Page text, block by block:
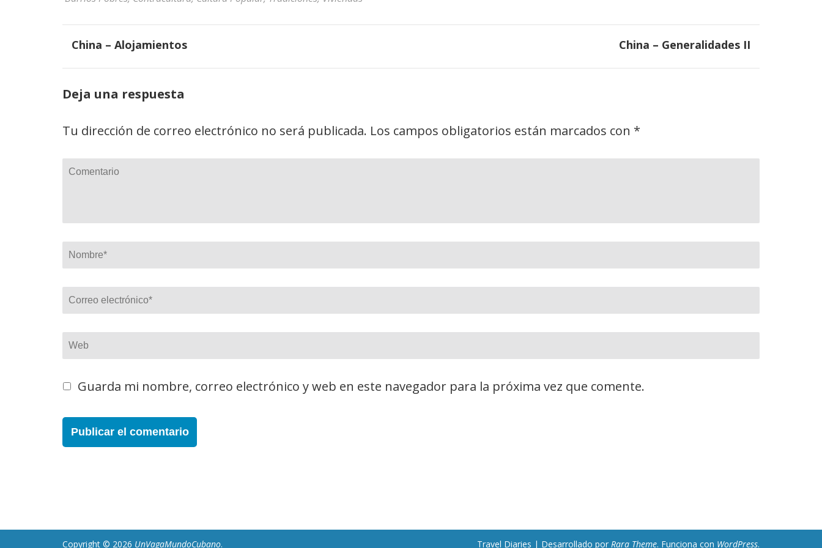
Navegación
entradas
China – Alojamientos China – Generalidades II
Deja una respuesta
Tu dirección de correo electrónico no será publicada. Los campos obligatorios están marcados con *
Comentario
Nombre
Correo
electrónico*
Web
Guarda mi nombre, correo electrónico y web en este navegador para la próxima vez que comente.
Copyright © 2026 UnVagaMundoCubano. Travel Diaries | Desarrollado por Rara Theme. Funciona con WordPress.